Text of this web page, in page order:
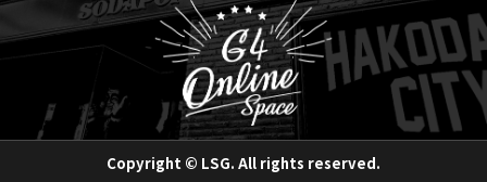
Copyright © LSG. All rights reserved.